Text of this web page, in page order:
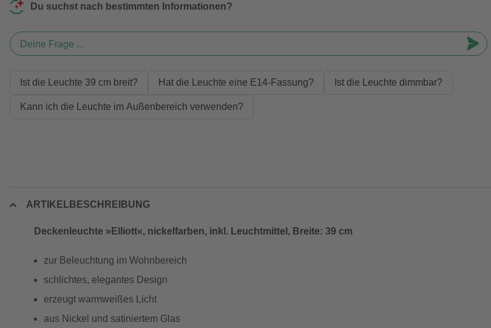
Du suchst nach bestimmten Informationen?
Deine Frage ...
Ist die Leuchte 39 cm breit? Hat die Leuchte eine E14-Fassung? Ist die Leuchte dimmbar?
Kann ich die Leuchte im Außenbereich verwenden?
ARTIKELBESCHREIBUNG
Deckenleuchte »Elliott«, nickelfarben, inkl. Leuchtmittel, Breite: 39 cm
zur Beleuchtung im Wohnbereich
schlichtes, elegantes Design
erzeugt warmweißes Licht
aus Nickel und satiniertem Glas